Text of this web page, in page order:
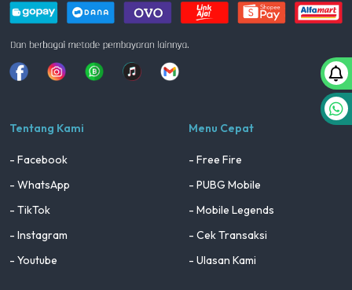
FacebookInstagramWhatsapp
Tiktok youtube
Tentang Kami
- Facebook
- WhatsApp
- TikTok
- Instagram
- Youtube
Menu Cepat
- Free Fire
- PUBG Mobile
- Mobile Legends
- Cek Transaksi
- Ulasan Kami